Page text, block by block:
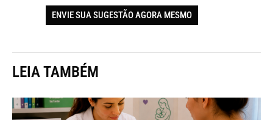
ENVIE SUA SUGESTÃO AGORA MESMO
LEIA TAMBÉM